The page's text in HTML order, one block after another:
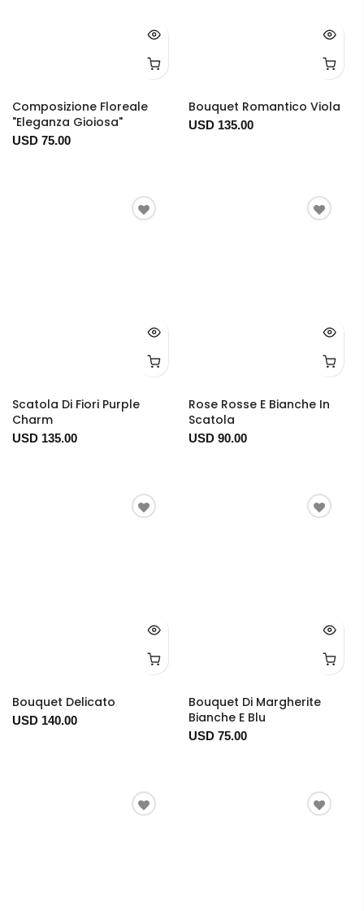
Composizione Floreale
"Eleganza Gioiosa"
USD 75.00
Bouquet Romantico Viola
USD 135.00
Scatola Di Fiori Purple
Charm
USD 135.00
Rose Rosse E Bianche In
Scatola
USD 90.00
Bouquet Delicato
USD 140.00
Bouquet Di Margherite
Bianche E Blu
USD 75.00